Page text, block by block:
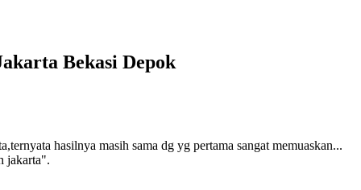
Bekasi Depok
hasilnya masih sama dg yg pertama sangat memuaskan...
jakarta".